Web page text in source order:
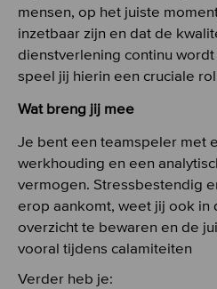
mensen, op het juiste
inzetbaar zijn en dat de
dienstverlening continu
speel jij hierin een cruciale
Wat breng jij mee
Je bent een teamspeler met
werkhouding en een
vermogen. Stressbestendig
erop aankomt, weet jij ook in
overzicht te bewaren en de
vooral tijdens calamiteiten
Verder heb je: